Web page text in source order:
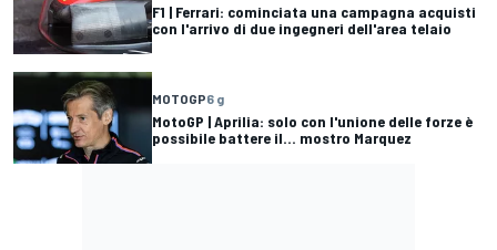
F1 | Ferrari: cominciata una campagna acquisti
con l'arrivo di due ingegneri dell'area telaio
MOTOGP6 g
MotoGP | Aprilia: solo con l'unione delle forze è
possibile battere il... mostro Marquez